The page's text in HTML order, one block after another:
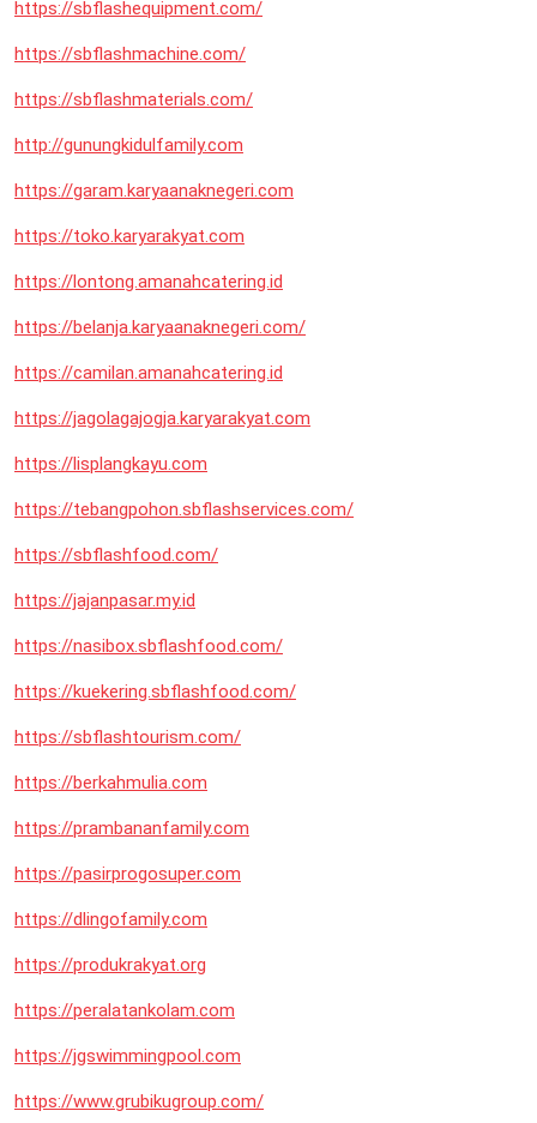
https://sbflashequipment.com/
https://sbflashmachine.com/
https://sbflashmaterials.com/
http://gunungkidulfamily.com
https://garam.karyaanaknegeri.com
https://toko.karyarakyat.com
https://lontong.amanahcatering.id
https://belanja.karyaanaknegeri.com/
https://camilan.amanahcatering.id
https://jagolagajogja.karyarakyat.com
https://lisplangkayu.com
https://tebangpohon.sbflashservices.com/
https://sbflashfood.com/
https://jajanpasar.my.id
https://nasibox.sbflashfood.com/
https://kuekering.sbflashfood.com/
https://sbflashtourism.com/
https://berkahmulia.com
https://prambananfamily.com
https://pasirprogosuper.com
https://dlingofamily.com
https://produkrakyat.org
https://peralatankolam.com
https://jgswimmingpool.com
https://www.grubikugroup.com/